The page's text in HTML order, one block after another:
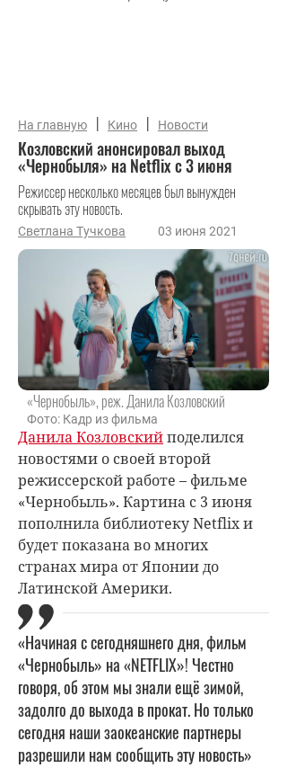
На главную | Кино | Новости
Козловский анонсировал выход
«Чернобыля» на Netflix с 3 июня
Режиссер несколько месяцев был вынужден
скрывать эту новость.
Светлана Тучкова 03 июня 2021
«Чернобыль», реж. Данила Козловский
Фото: Кадр из фильма
Данила Козловскийподелился
новостями о своей второй
режиссерской работе – фильме
«Чернобыль». Картина с 3 июня
пополнила библиотеку Netflix и
будет показана во многих
странах мира от Японии до
Латинской Америки.
«Начиная с сегодняшнего дня, фильм
«Чернобыль» на «NETFLIX»! Честно
говоря, об этом мы знали ещё зимой,
задолго до выхода в прокат. Но только
сегодня наши заокеанские партнеры
разрешили нам сообщить эту новость»